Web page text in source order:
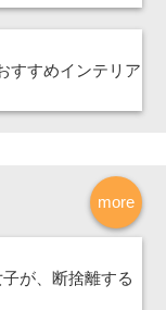
すすめインテリア
more
が、断捨離する